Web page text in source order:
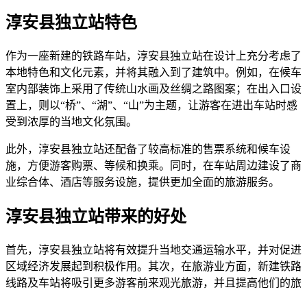
淳安县独立站特色
作为一座新建的铁路车站，淳安县独立站在设计上充分考虑了
本地特色和文化元素，并将其融入到了建筑中。例如，在候车
室内部装饰上采用了传统山水画及丝绸之路图案；在出入口设
置上，则以“桥”、“湖”、“山”为主题，让游客在进出车站时感
受到浓厚的当地文化氛围。
此外，淳安县独立站还配备了较高标准的售票系统和候车设
施，方便游客购票、等候和换乘。同时，在车站周边建设了商
业综合体、酒店等服务设施，提供更加全面的旅游服务。
淳安县独立站带来的好处
首先，淳安县独立站将有效提升当地交通运输水平，并对促进
区域经济发展起到积极作用。其次，在旅游业方面，新建铁路
线路及车站将吸引更多游客前来观光旅游，并且提高他们的旅